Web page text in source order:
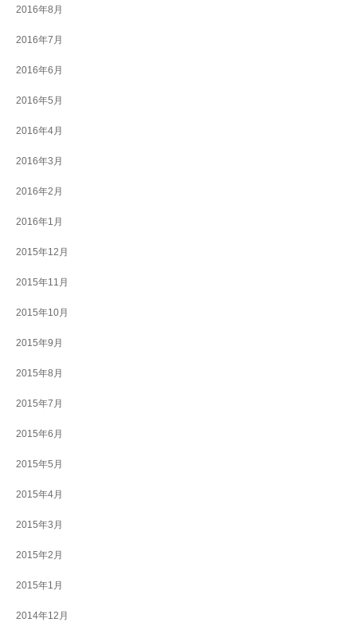
2016年8月
2016年7月
2016年6月
2016年5月
2016年4月
2016年3月
2016年2月
2016年1月
2015年12月
2015年11月
2015年10月
2015年9月
2015年8月
2015年7月
2015年6月
2015年5月
2015年4月
2015年3月
2015年2月
2015年1月
2014年12月